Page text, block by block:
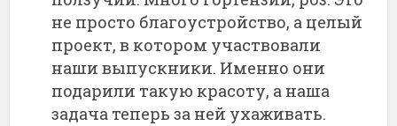
не просто благоустройство, а целый
проект, в котором участвовали
наши выпускники. Именно они
подарили такую красоту, а наша
задача теперь за ней ухаживать.